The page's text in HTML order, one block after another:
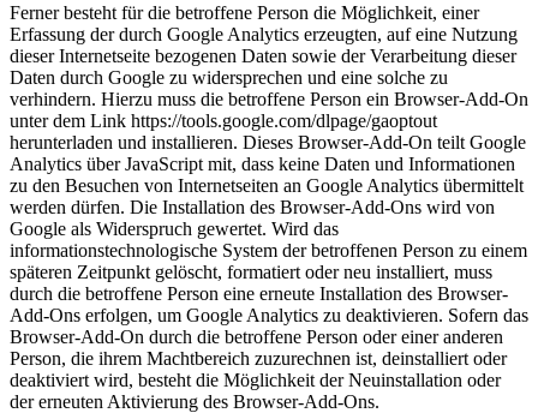
Ferner besteht für die betroffene Person die Möglichkeit, einer
Erfassung der durch Google Analytics erzeugten, auf eine Nutzung
dieser Internetseite bezogenen Daten sowie der Verarbeitung dieser
Daten durch Google zu widersprechen und eine solche zu
verhindern. Hierzu muss die betroffene Person ein Browser-Add-On
unter dem Link https://tools.google.com/dlpage/gaoptout
herunterladen und installieren. Dieses Browser-Add-On teilt Google
Analytics über JavaScript mit, dass keine Daten und Informationen
zu den Besuchen von Internetseiten an Google Analytics übermittelt
werden dürfen. Die Installation des Browser-Add-Ons wird von
Google als Widerspruch gewertet. Wird das
informationstechnologische System der betroffenen Person zu einem
späteren Zeitpunkt gelöscht, formatiert oder neu installiert, muss
durch die betroffene Person eine erneute Installation des Browser-
Add-Ons erfolgen, um Google Analytics zu deaktivieren. Sofern das
Browser-Add-On durch die betroffene Person oder einer anderen
Person, die ihrem Machtbereich zuzurechnen ist, deinstalliert oder
deaktiviert wird, besteht die Möglichkeit der Neuinstallation oder
der erneuten Aktivierung des Browser-Add-Ons.